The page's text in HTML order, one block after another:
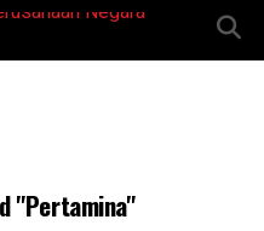
"Pertamina"